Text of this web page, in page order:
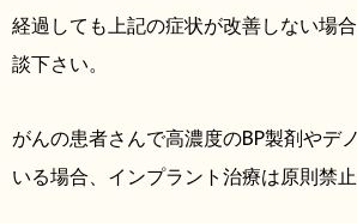
経過しても上記の症状が改善しない場
談下さい。
がんの患者さんで高濃度のBP製剤やデ
いる場合、インプラント治療は原則禁止